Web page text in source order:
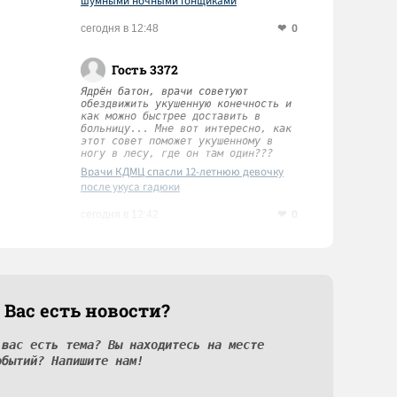
сегодня в 12:48 0
Гость 3372
Ядрён батон, врачи советуют
обездвижить укушенную конечность и
как можно быстрее доставить в
больницу... Мне вот интересно, как
этот совет поможет укушенному в
ногу в лесу, где он там один???
Врачи КДМЦ спасли 12-летнюю девочку
после укуса гадюки
есть новости?
есть тема? Вы находитесь на месте
Напишите нам!